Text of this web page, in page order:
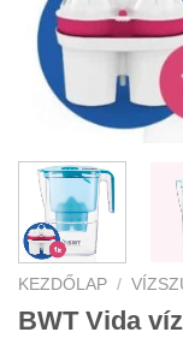
KEZDŐLAP /
BWT Vida